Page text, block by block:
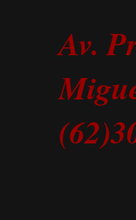
Av.